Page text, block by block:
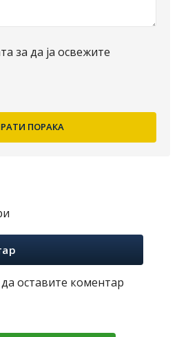
да оставите коментар